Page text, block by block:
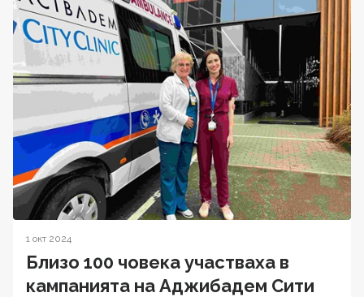
1 окт 2024
Близо 100 човека участваха в
кампанията на Аджибадем Сити